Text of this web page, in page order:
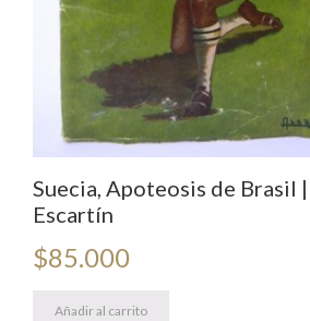
Suecia, Apoteosis de Brasil
Escartín
$85.000
Añadir al carrito